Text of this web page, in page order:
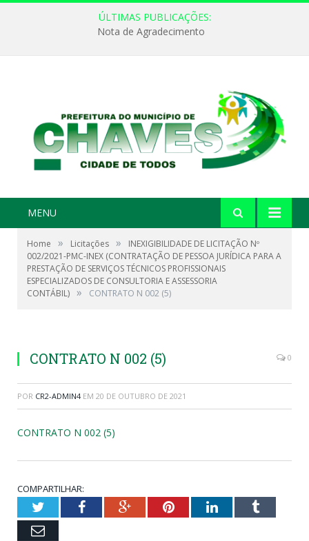
ÚLTIMAS PUBLICAÇÕES:
Nota de Agradecimento
MENU
Home » Licitações »
INEXIGIBILIDADE DE LICITAÇÃO Nº
002/2021-PMC-INEX (CONTRATAÇÃO DE PESSOA JURÍDICA PARA A
PRESTAÇÃO DE SERVIÇOS TÉCNICOS PROFISSIONAIS
ESPECIALIZADOS DE CONSULTORIA E ASSESSORIA
CONTÁBIL) » CONTRATO N 002 (5)
CONTRATO N 002 (5) 0
POR CR2-ADMIN4 EM 20 DE OUTUBRO DE 2021
CONTRATO N 002 (5)
COMPARTILHAR:
TwitterFacebookGoogle+PinterestLinkedInTumblr
Email